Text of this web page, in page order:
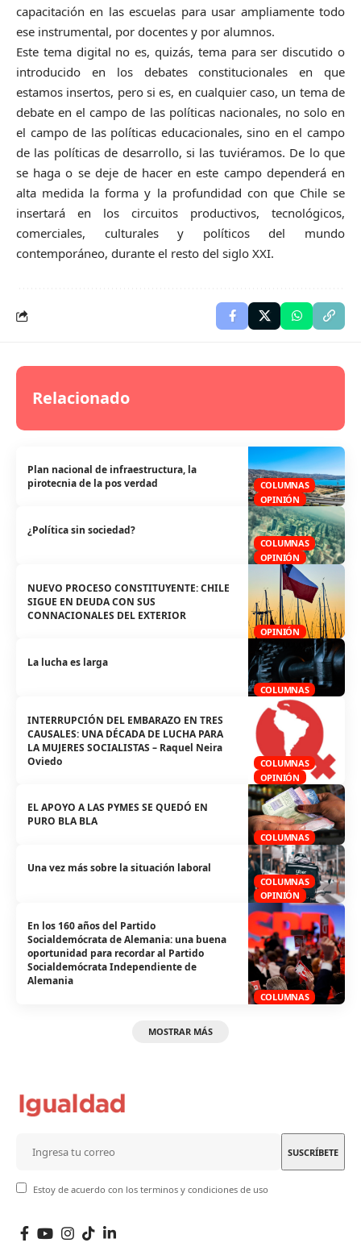
capacitación en las escuelas para usar ampliamente todo
ese instrumental, por docentes y por alumnos.
Este tema digital no es, quizás, tema para ser discutido o
introducido en los debates constitucionales en que
estamos insertos, pero si es, en cualquier caso, un tema de
debate en el campo de las políticas nacionales, no solo en
el campo de las políticas educacionales, sino en el campo
de las políticas de desarrollo, si las tuviéramos. De lo que
se haga o se deje de hacer en este campo dependerá en
alta medida la forma y la profundidad con que Chile se
insertará en los circuitos productivos, tecnológicos,
comerciales, culturales y políticos del mundo
contemporáneo, durante el resto del siglo XXI.
Relacionado
COLUMNAS
OPINIÓN
Plan nacional de infraestructura, la
pirotecnia de la pos verdad
COLUMNAS
OPINIÓN
¿Política sin sociedad?
OPINIÓN
NUEVO PROCESO CONSTITUYENTE: CHILE
SIGUE EN DEUDA CON SUS
CONNACIONALES DEL EXTERIOR
COLUMNAS
La lucha es larga
COLUMNAS
OPINIÓN
INTERRUPCIÓN DEL EMBARAZO EN TRES
CAUSALES: UNA DÉCADA DE LUCHA PARA
LA MUJERES SOCIALISTAS – Raquel Neira
Oviedo
COLUMNAS
EL APOYO A LAS PYMES SE QUEDÓ EN
PURO BLA BLA
COLUMNAS
OPINIÓN
Una vez más sobre la situación laboral
COLUMNAS
En los 160 años del Partido
Socialdemócrata de Alemania: una buena
oportunidad para recordar al Partido
Socialdemócrata Independiente de
Alemania
MOSTRAR MÁS
Estoy de acuerdo con los terminos y condiciones de uso